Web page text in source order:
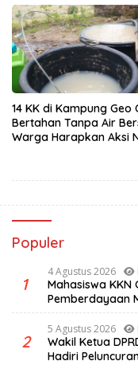
14 KK di Kampung Geo
Bertahan Tanpa Air
Warga Harapkan Aksi
Populer
1
4 Agustus 2026
Mahasiswa KKN
Pemberdayaan
Pengolahan
2
5 Agustus 2026
Wakil Ketua
Hadiri